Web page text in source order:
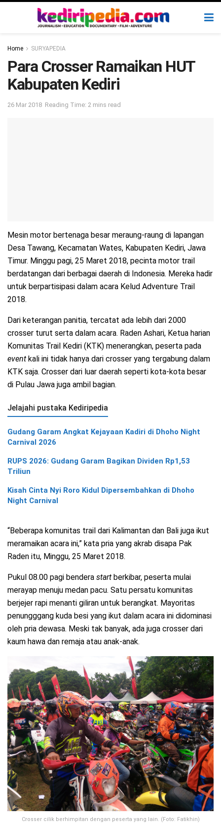
Home SURYAPEDIA
Para Crosser Ramaikan HUT
Kabupaten Kediri
26 Mar 2018 Reading Time: 2 mins read
Mesin motor bertenaga besar meraung-raung di lapangan
Desa Tawang, Kecamatan Wates, Kabupaten Kediri, Jawa
Timur. Minggu pagi, 25 Maret 2018, pecinta motor trail
berdatangan dari berbagai daerah di Indonesia. Mereka hadir
untuk berpartisipasi dalam acara Kelud Adventure Trail
2018.
Dari keterangan panitia, tercatat ada lebih dari 2000
crosser turut serta dalam acara. Raden Ashari, Ketua harian
Komunitas Trail Kediri (KTK) menerangkan, peserta pada
event kali ini tidak hanya dari crosser yang tergabung dalam
KTK saja. Crosser dari luar daerah seperti kota-kota besar
di Pulau Jawa juga ambil bagian.
Jelajahi pustaka Kediripedia
Gudang Garam Angkat Kejayaan Kadiri di Dhoho Night
Carnival 2026
RUPS 2026: Gudang Garam Bagikan Dividen Rp1,53
Triliun
Kisah Cinta Nyi Roro Kidul Dipersembahkan di Dhoho
Night Carnival
“Beberapa komunitas trail dari Kalimantan dan Bali juga ikut
meramaikan acara ini,” kata pria yang akrab disapa Pak
Raden itu, Minggu, 25 Maret 2018.
Pukul 08.00 pagi bendera start berkibar, peserta mulai
merayap menuju medan pacu. Satu persatu komunitas
berjejer rapi menanti giliran untuk berangkat. Mayoritas
penungggang kuda besi yang ikut dalam acara ini didominasi
oleh pria dewasa. Meski tak banyak, ada juga crosser dari
kaum hawa dan remaja atau anak-anak.
Crosser cilik berhimpitan dengan peserta yang lain. (Foto: Fatikhin)